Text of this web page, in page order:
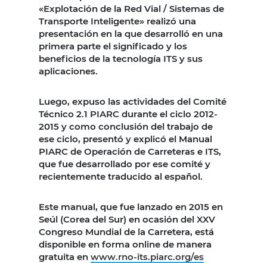
«Explotación de la Red Vial / Sistemas de
Transporte Inteligente» realizó una
presentación en la que desarrolló en una
primera parte el significado y los
beneficios de la tecnología ITS y sus
aplicaciones.
Luego, expuso las actividades del Comité
Técnico 2.1 PIARC durante el ciclo 2012-
2015 y como conclusión del trabajo de
ese ciclo, presentó y explicó el Manual
PIARC de Operación de Carreteras e ITS,
que fue desarrollado por ese comité y
recientemente traducido al español.
Este manual, que fue lanzado en 2015 en
Seúl (Corea del Sur) en ocasión del XXV
Congreso Mundial de la Carretera, está
disponible en forma online de manera
gratuita en www.rno-its.piarc.org/es